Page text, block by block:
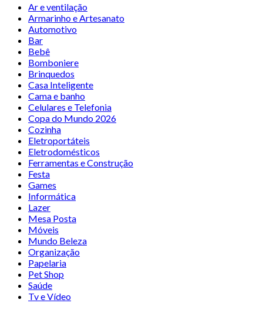
Ar e ventilação
Armarinho e Artesanato
Automotivo
Bar
Bebê
Bomboniere
Brinquedos
Casa Inteligente
Cama e banho
Celulares e Telefonia
Copa do Mundo 2026
Cozinha
Eletroportáteis
Eletrodomésticos
Ferramentas e Construção
Festa
Games
Informática
Lazer
Mesa Posta
Móveis
Mundo Beleza
Organização
Papelaria
Pet Shop
Saúde
Tv e Vídeo